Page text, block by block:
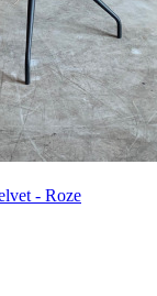
- Roze